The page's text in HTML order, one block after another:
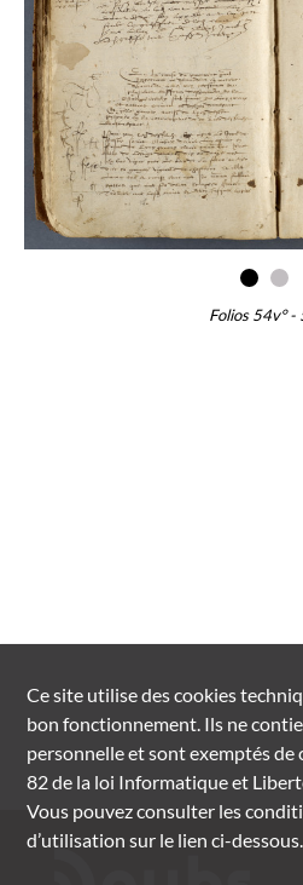
Folios 54v° -
Ce site utilise descookies
bon fonctionnement. Ils ne
personnelle et sont exemptés
82 de la loi Informatique et
Vous pouvez consulter les
d’utilisation sur le lien ci-dessous.